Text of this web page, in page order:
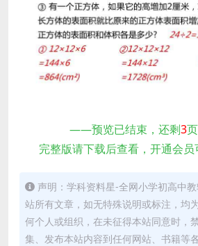
——预览已结束，还剩3
完整版请下载后查看，开通会
声明：学科资料星-全网小学初高中
站所有文章，如无特殊说明或标注，均
何个人或组织，在未征得本站同意时，
集、发布本站内容到任何网站、书籍等